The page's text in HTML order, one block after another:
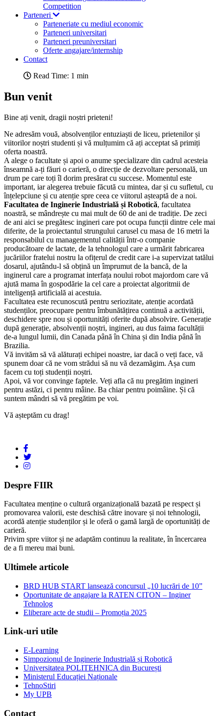
Competition
Parteneri
Parteneriate cu mediul economic
Parteneri universitari
Parteneri preuniversitari
Oferte angajare/internship
Contact
Read Time: 1 min
Bun venit
Bine ați venit, dragii noștri prieteni!
Ne adresăm vouă, absolvenților entuziaști de liceu, prietenilor și
viitorilor noștri studenti și vă mulțumim că ați acceptat să primiți
oferta noastră.
A alege o facultate și apoi o anume specializare din cadrul acesteia
înseamnă a-ți făuri o carieră, o direcție de dezvoltare personală, un
drum pe care toți îl dorim presărat cu succese. Momentul este
important, iar alegerea trebuie făcută cu mintea, dar și cu sufletul, cu
înțelepciune și cu atenție spre ceea ce viitorul așteaptă de a noi.
Facultatea de Inginerie Industrială și Robotică, facultatea
noastră, se mândrește cu mai mult de 60 de ani de tradiție. De zeci
de ani aici se pregătesc ingineri care pot ocupa funcții dintre cele mai
diferite, de la proiectantul strungului carusel cu masa de 16 metri la
responsabilul cu managementul calității într-o companie
producătoare de lactate, de la tehnologul care a urmărit fabricarea
jucăriilor fratelui nostru la ofițerul de credit care i-a supervizat tatălui
dosarul, ajutându-l să obțină un împrumut de la bancă, de la
inginerul care a programat interfața noului robot majordom care vă
ajută mama în gospodărie la cel care a proiectat algoritmii de
inteligență artificială ai acestuia.
Facultatea este recunoscută pentru seriozitate, atenție acordată
studenților, preocupare pentru îmbunătățirea continuă a activității,
deschidere spre nou și oportunități oferite după absolvire. Generație
după generație, absolvenții noștri, ingineri, au dus faima facultății
de-a lungul lumii, din Canada până în China și din India până în
Brazilia.
Vă invităm să vă alăturați echipei noastre, iar dacă o veți face, vă
spunem doar că ne vom strădui să nu vă dezamăgim. Așa cum
facem cu toți studenții noștri.
Apoi, vă vor convinge faptele. Veți afla că nu pregătim ingineri
pentru astăzi, ci pentru mâine. Ba chiar pentru poimâine. Și că
suntem mândri să vă pregătim pe voi.
Vă așteptăm cu drag!
Despre FIIR
Facultatea menține o cultură organizațională bazată pe respect și
promovarea valorii, este deschisă către inovare și noi tehnologii,
acordă atenție studenților și le oferă o gamă largă de oportunități de
carieră.
Privim spre viitor și ne adaptăm continuu la realitate, în încercarea
de a fi mereu mai buni.
Ultimele articole
BRD HUB START lansează concursul „10 lucrări de 10”
Oportunitate de angajare la RATEN CITON – Inginer
Tehnolog
Eliberare acte de studii – Promoția 2025
Link-uri utile
E-Learning
Simpozionul de Inginerie Industrială și Robotică
Universitatea POLITEHNICA din București
Ministerul Educației Naționale
TehnoStiri
My UPB
Contact